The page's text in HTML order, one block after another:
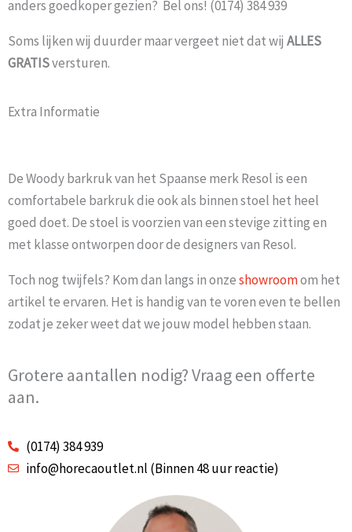
anders goedkoper gezien? Bel ons! (0174) 384 939
Soms lijken wij duurder maar vergeet niet dat wij ALLES
GRATISversturen.
Extra Informatie
De Woody barkruk van het Spaanse merk Resol is een
comfortabele barkruk die ook als binnen stoel het heel
goed doet. De stoel is voorzien van een stevige zitting en
met klasse ontworpen door de designers van Resol.
Toch nog twijfels? Kom dan langs in onzeshowroomom het
artikel te ervaren. Het is handig van te voren even te bellen
zodat je zeker weet dat we jouw model hebben staan.
Grotere aantallen nodig? Vraag een offerte
aan.
(0174) 384 939
info@horecaoutlet.nl (Binnen 48 uur reactie)